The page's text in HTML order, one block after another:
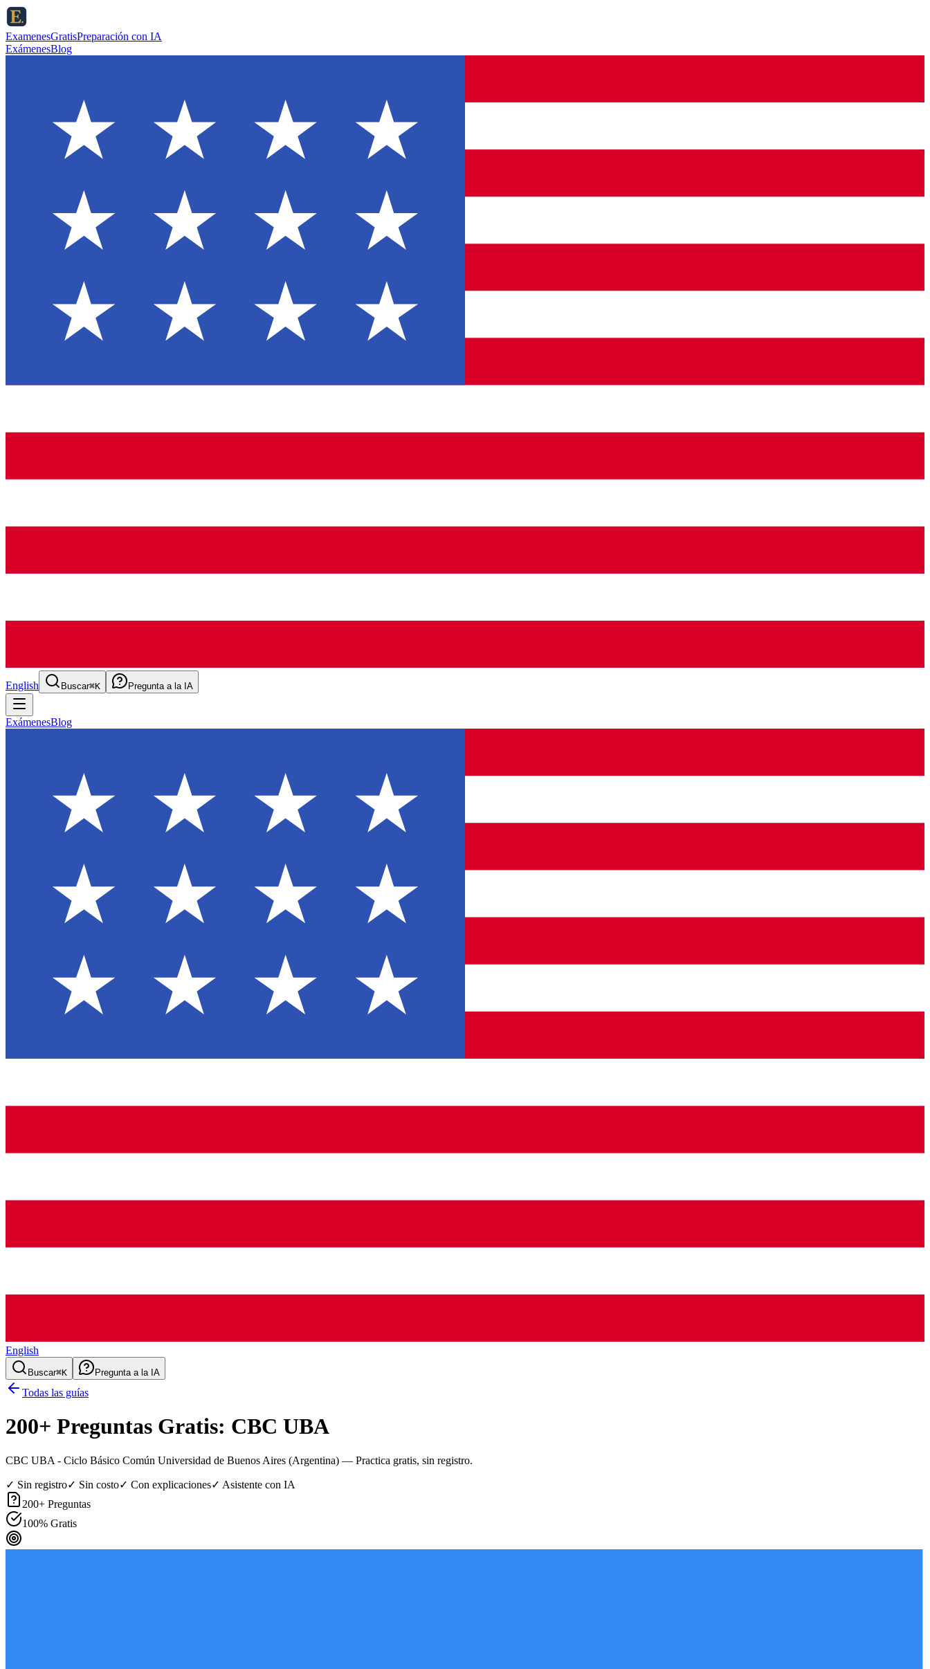
ExamenesGratisPreparación con IA
ExámenesBlog
English Buscar⌘K Pregunta a la IA
ExámenesBlog
English
Buscar⌘K Pregunta a la IA
Todas las guías
200+ Preguntas Gratis: CBC UBA
CBC UBA - Ciclo Básico Común Universidad de Buenos Aires (Argentina) — Practica gratis, sin registro.
✓ Sin registro✓ Sin costo✓ Con explicaciones✓ Asistente con IA
200+ Preguntas
100% Gratis